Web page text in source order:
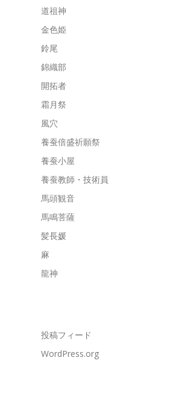
道祖神
金色姫
鈴尾
錦織部
開拓者
霜月祭
風穴
養蚕倍盛祈願祭
養蚕小屋
養蚕教師・技術員
馬頭観音
馬鳴菩薩
髪長媛
麻
龍神
投稿フィード
WordPress.org